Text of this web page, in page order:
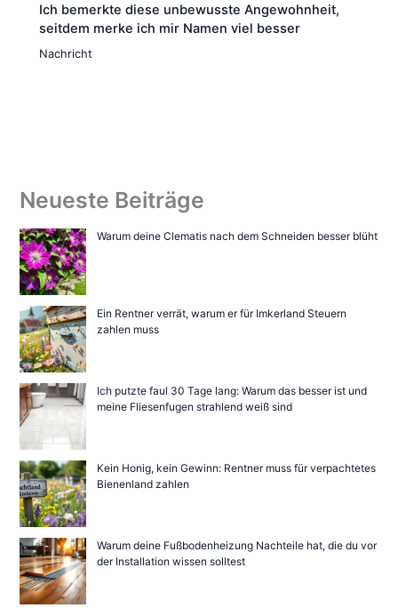
Ich bemerkte diese unbewusste Angewohnheit,
seitdem merke ich mir Namen viel besser
Nachricht
Neueste Beiträge
Warum deine Clematis nach dem Schneiden besser blüht
Ein Rentner verrät, warum er für Imkerland Steuern
zahlen muss
Ich putzte faul 30 Tage lang: Warum das besser ist und
meine Fliesenfugen strahlend weiß sind
Kein Honig, kein Gewinn: Rentner muss für verpachtetes
Bienenland zahlen
Warum deine Fußbodenheizung Nachteile hat, die du vor
der Installation wissen solltest